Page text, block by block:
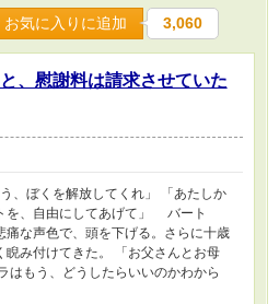
お気に入りに追加 3,060
、慰謝料は請求させていた
、ぼくを解放してくれ」 「あたしか
を、自由にしてあげて」 バート
痛な声色で、頭を下げる。さらに十歳
睨み付けてきた。 「お父さんとお母
もう、どうしたらいいのかわから